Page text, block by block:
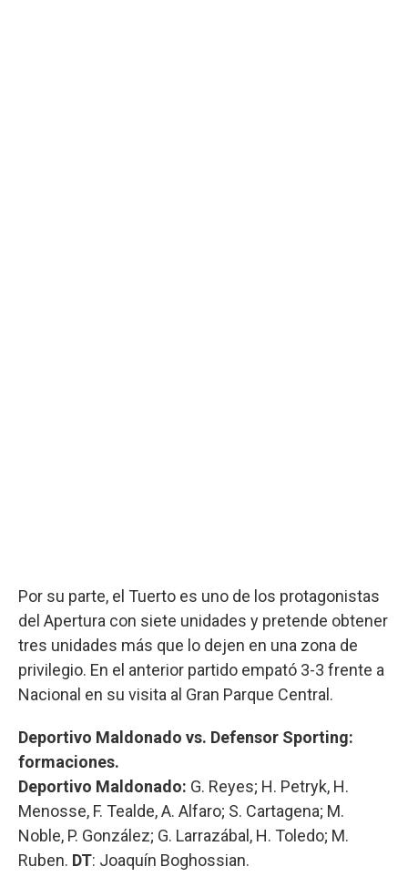
Por su parte, el Tuerto es uno de los protagonistas
del Apertura con siete unidades y pretende obtener
tres unidades más que lo dejen en una zona de
privilegio. En el anterior partido empató 3-3 frente a
Nacional en su visita al Gran Parque Central.
Deportivo Maldonado vs. Defensor Sporting:
formaciones.
Deportivo Maldonado: G. Reyes; H. Petryk, H.
Menosse, F. Tealde, A. Alfaro; S. Cartagena; M.
Noble, P. González; G. Larrazábal, H. Toledo; M.
Ruben. DT: Joaquín Boghossian.